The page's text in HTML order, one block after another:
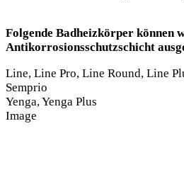
Folgende Badheizkörper können
Antikorrosionsschutzschicht
Line, Line Pro, Line Round, Line
Semprio
Yenga, Yenga Plus
Image